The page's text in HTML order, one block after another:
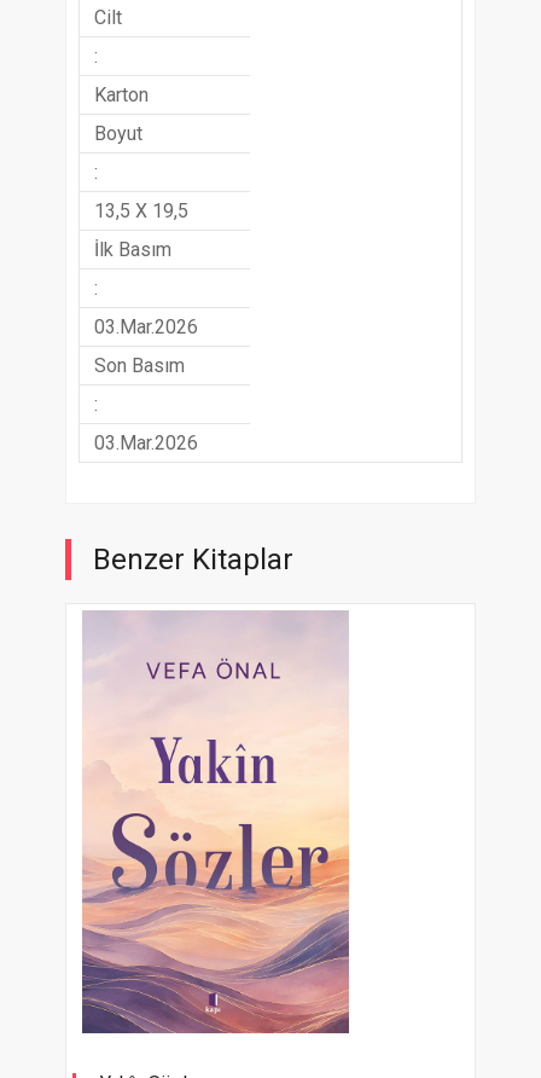
Cilt
:
Karton
Boyut
:
13,5 X 19,5
İlk Basım
:
03.Mar.2026
Son Basım
:
03.Mar.2026
Benzer Kitaplar